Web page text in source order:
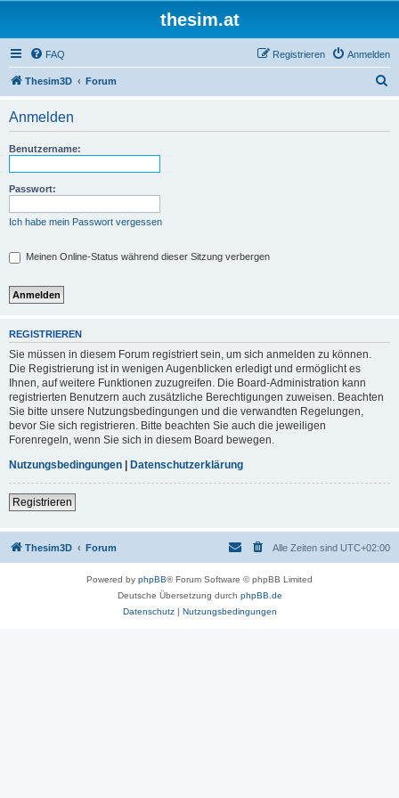
thesim.at
FAQ Anmelden
Registrieren
Thesim3D Forum
Anmelden
Benutzername:
Passwort:
Ich habe mein Passwort vergessen
Meinen Online-Status während dieser Sitzung verbergen
REGISTRIEREN
Sie müssen in diesem Forum registriert sein, um sich anmelden zu können.
Die Registrierung ist in wenigen Augenblicken erledigt und ermöglicht es
Ihnen, auf weitere Funktionen zuzugreifen. Die Board-Administration kann
registrierten Benutzern auch zusätzliche Berechtigungen zuweisen. Beachten
Sie bitte unsere Nutzungsbedingungen und die verwandten Regelungen,
bevor Sie sich registrieren. Bitte beachten Sie auch die jeweiligen
Forenregeln, wenn Sie sich in diesem Board bewegen.
Nutzungsbedingungen
Datenschutzerklärung
Registrieren
Thesim3D Forum Alle Zeiten sind UTC+02:00
Powered by phpBB® Forum Software © phpBB Limited
Deutsche Übersetzung durch phpBB.de
Datenschutz| Nutzungsbedingungen